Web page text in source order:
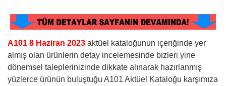
A101 8 Haziran 2023 aktüel kataloğunun içeriğinde yer
almış olan ürünlerin detay incelemesinde bizleri yine
dönemsel taleplerinizinde dikkate alınarak hazırlanmış
yüzlerce ürünün buluştuğu A101 Aktüel Kataloğu karşımıza